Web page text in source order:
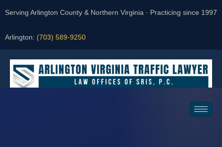
Serving Arlington County & Northern Virginia · Practicing since 1997
Arlington: (703) 589-9250